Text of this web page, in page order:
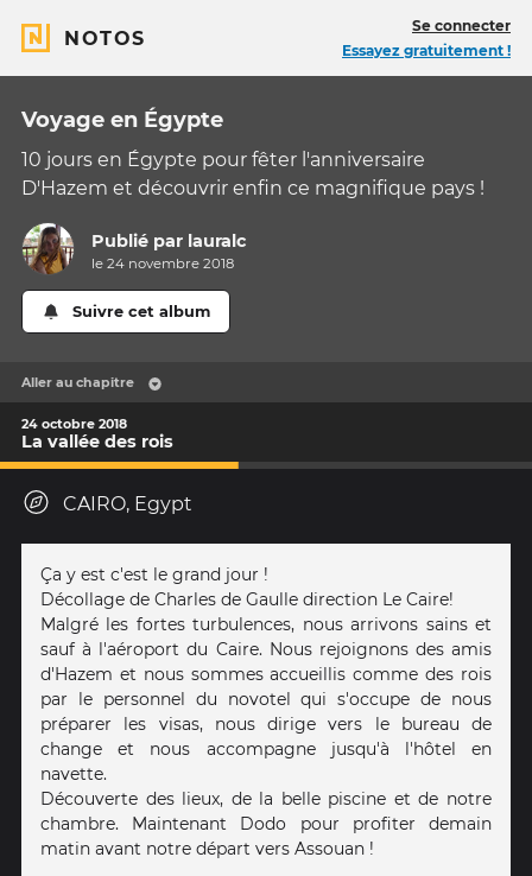
NOTOS
Se connecter
Essayez gratuitement !
Voyage en Égypte
10 jours en Égypte pour fêter l'anniversaire
D'Hazem et découvrir enfin ce magnifique pays !
Publié par lauralc
le 24 novembre 2018
Suivre cet album
Aller au chapitre
24 octobre 2018
La vallée des rois
CAIRO, Egypt
Ça y est c'est le grand jour !
Décollage de Charles de Gaulle direction Le Caire!
Malgré les fortes turbulences, nous arrivons sains et
sauf à l'aéroport du Caire. Nous rejoignons des amis
d'Hazem et nous sommes accueillis comme des rois
par le personnel du novotel qui s'occupe de nous
préparer les visas, nous dirige vers le bureau de
change et nous accompagne jusqu'à l'hôtel en
navette.
Découverte des lieux, de la belle piscine et de notre
chambre. Maintenant Dodo pour profiter demain
matin avant notre départ vers Assouan !